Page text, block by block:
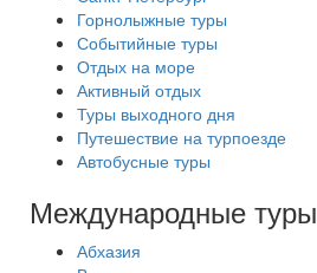
Горнолыжные туры
Событийные туры
Отдых на море
Активный отдых
Туры выходного дня
Путешествие на турпоезде
Автобусные туры
Международные туры
Абхазия